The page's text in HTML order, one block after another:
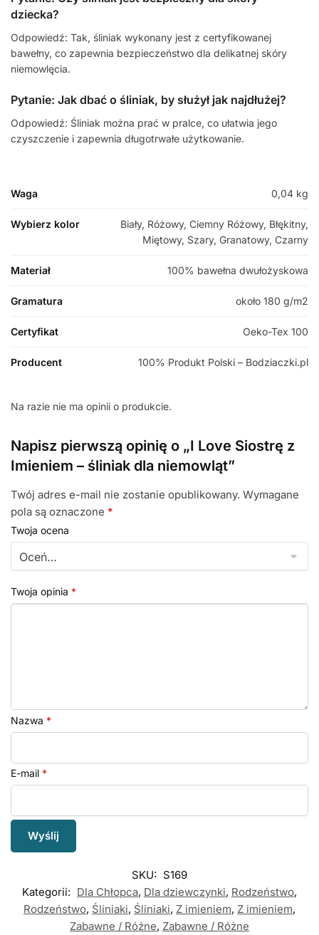
dziecka?
Odpowiedź: Tak, śliniak wykonany jest z certyfikowanej
bawełny, co zapewnia bezpieczeństwo dla delikatnej skóry
niemowlęcia.
Pytanie: Jak dbać o śliniak, by służył jak najdłużej?
Odpowiedź: Śliniak można prać w pralce, co ułatwia jego
czyszczenie i zapewnia długotrwałe użytkowanie.
Waga 0,04 kg
Wybierz kolor
Biały, Różowy, Ciemny Różowy, Błękitny,
Miętowy, Szary, Granatowy, Czarny
Materiał 100% bawełna dwułożyskowa
Gramatura około 180 g/m2
Certyfikat Oeko-Tex 100
Producent 100% Produkt Polski – Bodziaczki.pl
Na razie nie ma opinii o produkcie.
Napisz pierwszą opinię o „I Love Siostrę z
Imieniem – śliniak dla niemowląt”
Twój adres e-mail nie zostanie opublikowany. Wymagane
pola są oznaczone *
Twoja ocena
Twoja opinia *
Nazwa *
E-mail *
SKU: S169
Kategorii: Dla Chłopca, Dla dziewczynki, Rodzeństwo,
Rodzeństwo, Śliniaki, Śliniaki, Z imieniem, Z imieniem,
Zabawne / Różne, Zabawne / Różne